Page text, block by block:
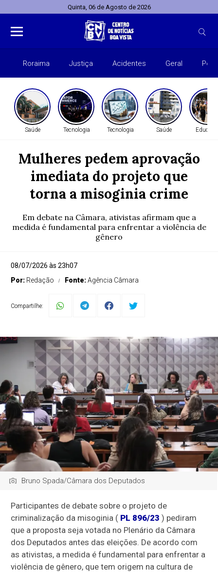
Quinta, 06 de Agosto de 2026
Roraima Justiça Acidentes Geral
Saúde Tecnologia Tecnologia Saúde
Mulheres pedem aprovação
imediata do projeto que
torna a misoginia crime
Em debate na Câmara, ativistas afirmam que a
medida é fundamental para enfrentar a violência de
gênero
08/07/2026 às 23h07
Por: Redação Fonte:Agência Câmara
Compartilhe:
Bruno Spada/Câmara dos Deputados
Participantes de debate sobre o projeto de
criminalização da misoginia ( PL 896/23 ) pediram
que a proposta seja votada no Plenário da Câmara
dos Deputados antes das eleições. De acordo com
as ativistas, a medida é fundamental para enfrentar a
violência de gênero, que tem origem na cultura de